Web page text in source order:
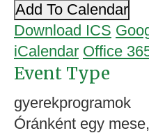
Add To Calendar
Download ICS
iCalendar Office
Event Type
gyerekprogramok
Óránként egy